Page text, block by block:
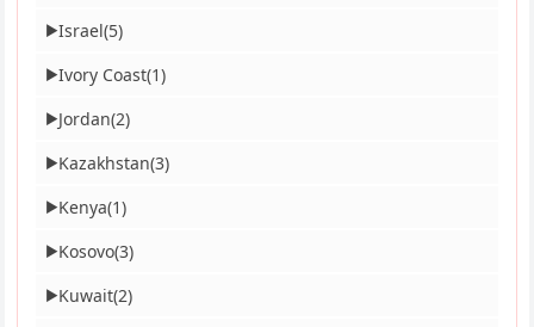
▶Israel(5)
▶Ivory Coast(1)
▶Jordan(2)
▶Kazakhstan(3)
▶Kenya(1)
▶Kosovo(3)
▶Kuwait(2)